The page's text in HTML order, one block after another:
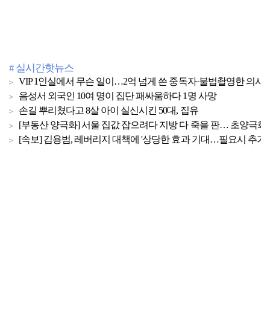
# 실시간핫뉴스
VIP 1인실에서 무슨 일이…2억 넘게 쓴 중독자·불법촬영한 의사
음성서 외국인 10여 명이 집단 패싸움하다 1명 사망
손길 뿌리쳤다고 8살 아이 실신시킨 50대, 집유
[부동산 양극화] 서울 집값 잡으려다 지방 다 죽을 판… 초양극화
[속보] 김용범, 레버리지 대책에 '상당한 효과 기대…필요시 추가